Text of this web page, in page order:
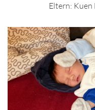
Eltern: Kuen